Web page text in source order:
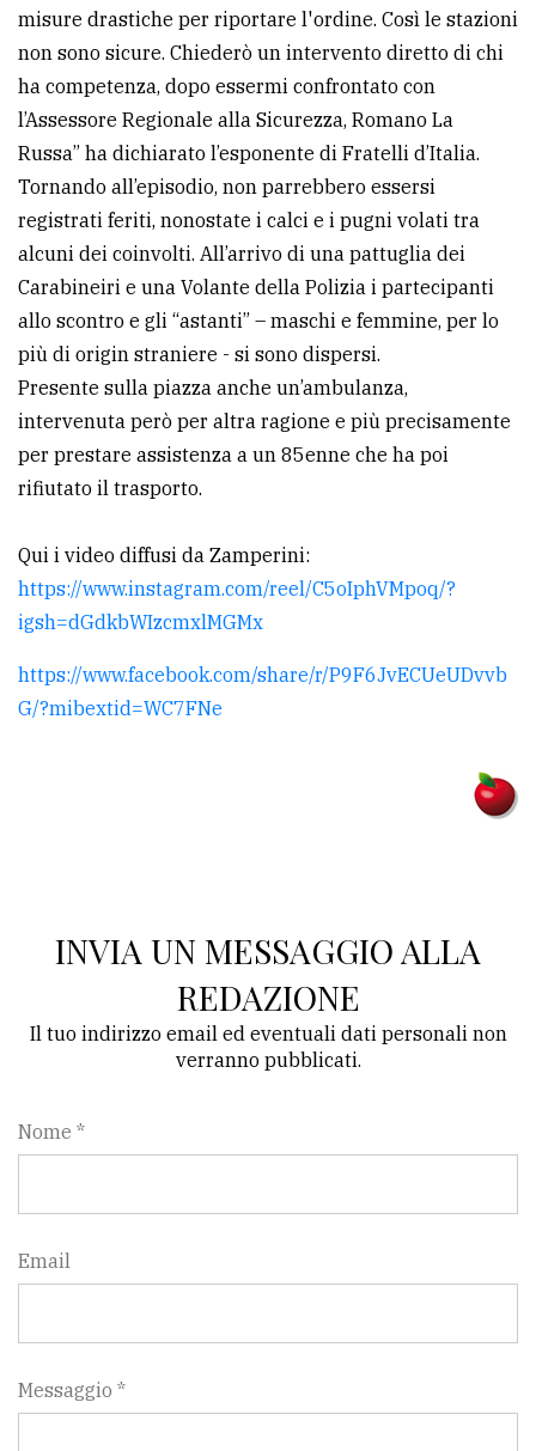
misure drastiche per riportare l'ordine. Così le stazioni
non sono sicure. Chiederò un intervento diretto di chi
ha competenza, dopo essermi confrontato con
l’Assessore Regionale alla Sicurezza, Romano La
Russa” ha dichiarato l’esponente di Fratelli d’Italia.
Tornando all’episodio, non parrebbero essersi
registrati feriti, nonostate i calci e i pugni volati tra
alcuni dei coinvolti. All’arrivo di una pattuglia dei
Carabineiri e una Volante della Polizia i partecipanti
allo scontro e gli “astanti” – maschi e femmine, per lo
più di origin straniere - si sono dispersi.
Presente sulla piazza anche un’ambulanza,
intervenuta però per altra ragione e più precisamente
per prestare assistenza a un 85enne che ha poi
rifiutato il trasporto.
Qui i video diffusi da Zamperini:
https://www.instagram.com/reel/C5oIphVMpoq/?
igsh=dGdkbWIzcmxlMGMx
https://www.facebook.com/share/r/P9F6JvECUeUDvvb
G/?mibextid=WC7FNe
INVIA UN MESSAGGIO ALLA
REDAZIONE
Il tuo indirizzo email ed eventuali dati personali non
verranno pubblicati.
Nome *
Email
Messaggio *